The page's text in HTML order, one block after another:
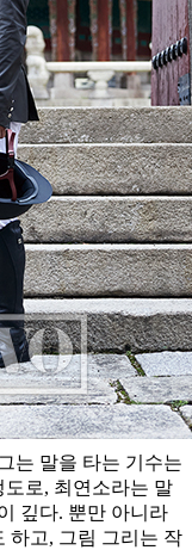
는 말을 타는 기수는
로, 최연소라는 말
깊다. 뿐만 아니라
하고, 그림 그리는 작